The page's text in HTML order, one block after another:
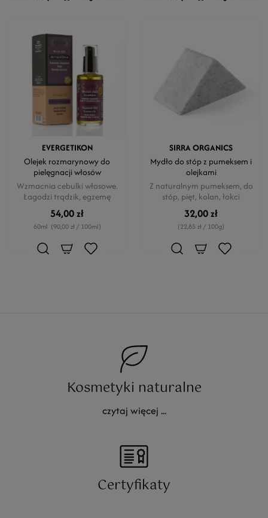
EVERGETIKON
Olejek rozmarynowy do
pielęgnacji włosów
Wzmacnia cebulki włosowe.
Łagodzi trądzik, egzemę
54,00 zł
60ml (90,00 zł / 100ml)
SIRRA ORGANICS
Mydło do stóp z pumeksem i
olejkami
Z naturalnym pumeksem, do
stóp, pięt, kolan, łokci
32,00 zł
(22,85 zł / 100g)
Kosmetyki naturalne
czytaj więcej ...
Certyfikaty